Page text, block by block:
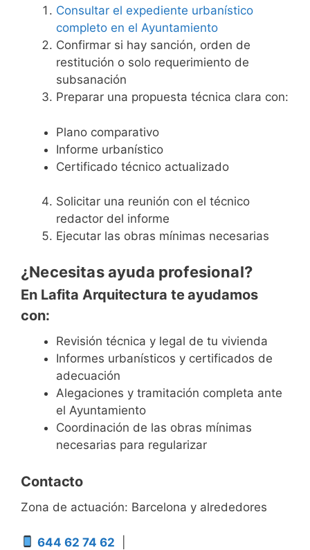
Consultar el expediente urbanístico
completo en el Ayuntamiento
Confirmar si hay sanción, orden de
restitución o solo requerimiento de
subsanación
Preparar una propuesta técnica clara con:
Plano comparativo
Informe urbanístico
Certificado técnico actualizado
Solicitar una reunión con el técnico
redactor del informe
Ejecutar las obras mínimas necesarias
¿Necesitas ayuda profesional?
En Lafita Arquitectura te ayudamos
con:
Revisión técnica y legal de tu vivienda
Informes urbanísticos y certificados de
adecuación
Alegaciones y tramitación completa ante
el Ayuntamiento
Coordinación de las obras mínimas
necesarias para regularizar
Contacto
Zona de actuación: Barcelona y alrededores
644 62 74 62